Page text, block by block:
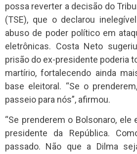
possa reverter a decisão do
(TSE), que o declarou
abuso de poder político em
eletrônicas. Costa Neto
prisão do ex-presidente poderia
martírio, fortalecendo ainda
base eleitoral. “Se o
passeio para nós”, afirmou.
“Se prenderem o Bolsonaro, ele
presidente da República.
passado. Não que a Dilma